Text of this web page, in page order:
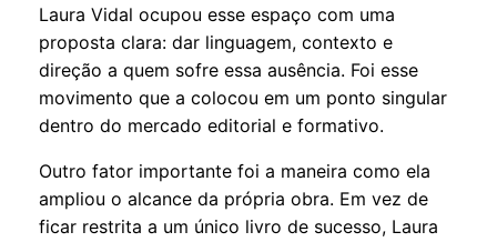
Laura Vidal ocupou esse espaço com uma
proposta clara: dar linguagem, contexto e
direção a quem sofre essa ausência. Foi esse
movimento que a colocou em um ponto singular
dentro do mercado editorial e formativo.
Outro fator importante foi a maneira como ela
ampliou o alcance da própria obra. Em vez de
ficar restrita a um único livro de sucesso, Laura